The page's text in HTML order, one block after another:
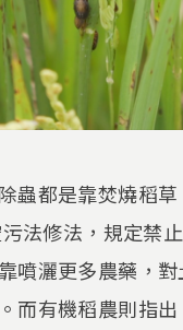
蟲都是靠焚燒稻
法修法，規定禁
噴灑更多農藥，
而有機稻農則指